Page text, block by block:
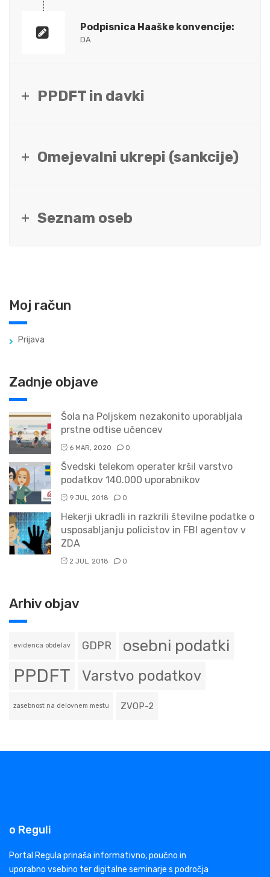
Podpisnica Haaške konvencije:
DA
PPDFT in davki
Omejevalni ukrepi (sankcije)
Seznam oseb
Moj račun
Prijava
Zadnje objave
Šola na Poljskem nezakonito uporabljala
prstne odtise učencev
6 MAR, 2020 0
Švedski telekom operater kršil varstvo
podatkov 140.000 uporabnikov
9 JUL, 2018 0
Hekerji ukradli in razkrili številne podatke o
usposabljanju policistov in FBI agentov v
ZDA
2 JUL, 2018 0
Arhiv objav
evidenca obdelav GDPR osebni podatki
PPDFT Varstvo podatkov
zasebnost na delovnem mestu ZVOP-2
o Reguli
Portal Regula prinaša informativno, poučno in
uporabno vsebino ter digitalne seminarje s področja